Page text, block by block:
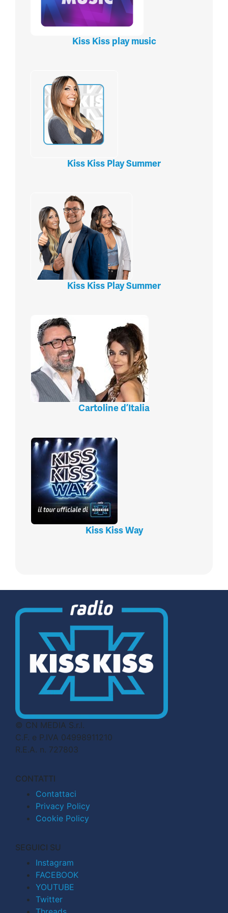
Kiss Kiss play music
Kiss Kiss Play Summer
Kiss Kiss Play Summer
Cartoline d’Italia
Kiss Kiss Way
© CN MEDIA S.r.l.
C.F. e P.IVA 04998911210
R.E.A. n. 727803
CONTATTI
Contattaci
Privacy Policy
Cookie Policy
SEGUICI SU
Instagram
FACEBOOK
YOUTUBE
Twitter